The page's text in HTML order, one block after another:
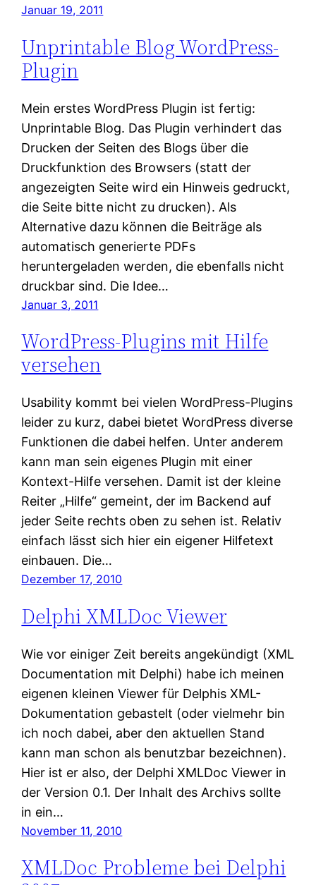
Januar 19, 2011
Unprintable Blog WordPress-
Plugin
Mein erstes WordPress Plugin ist fertig:
Unprintable Blog. Das Plugin verhindert das
Drucken der Seiten des Blogs über die
Druckfunktion des Browsers (statt der
angezeigten Seite wird ein Hinweis gedruckt,
die Seite bitte nicht zu drucken). Als
Alternative dazu können die Beiträge als
automatisch generierte PDFs
heruntergeladen werden, die ebenfalls nicht
druckbar sind. Die Idee…
Januar 3, 2011
WordPress-Plugins mit Hilfe
versehen
Usability kommt bei vielen WordPress-Plugins
leider zu kurz, dabei bietet WordPress diverse
Funktionen die dabei helfen. Unter anderem
kann man sein eigenes Plugin mit einer
Kontext-Hilfe versehen. Damit ist der kleine
Reiter „Hilfe“ gemeint, der im Backend auf
jeder Seite rechts oben zu sehen ist. Relativ
einfach lässt sich hier ein eigener Hilfetext
einbauen. Die…
Dezember 17, 2010
Delphi XMLDoc Viewer
Wie vor einiger Zeit bereits angekündigt (XML
Documentation mit Delphi) habe ich meinen
eigenen kleinen Viewer für Delphis XML-
Dokumentation gebastelt (oder vielmehr bin
ich noch dabei, aber den aktuellen Stand
kann man schon als benutzbar bezeichnen).
Hier ist er also, der Delphi XMLDoc Viewer in
der Version 0.1. Der Inhalt des Archivs sollte
in ein…
November 11, 2010
XMLDoc Probleme bei Delphi